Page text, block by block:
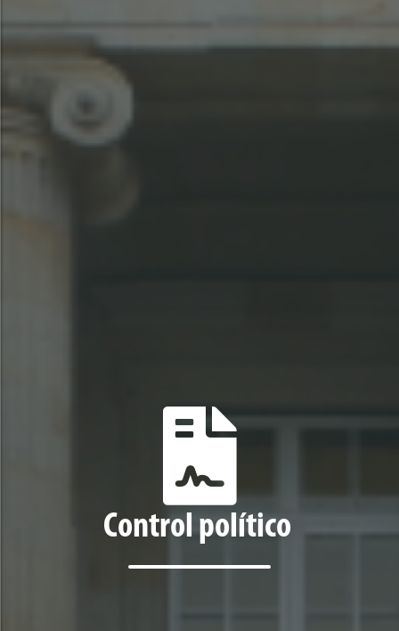
Control político